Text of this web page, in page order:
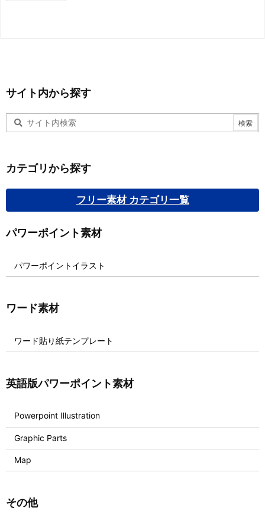
サイト内から探す
カテゴリから探す
フリー素材 カテゴリ一覧
パワーポイント素材
パワーポイントイラスト
ワード素材
ワード貼り紙テンプレート
英語版パワーポイント素材
Powerpoint Illustration
Graphic Parts
Map
その他